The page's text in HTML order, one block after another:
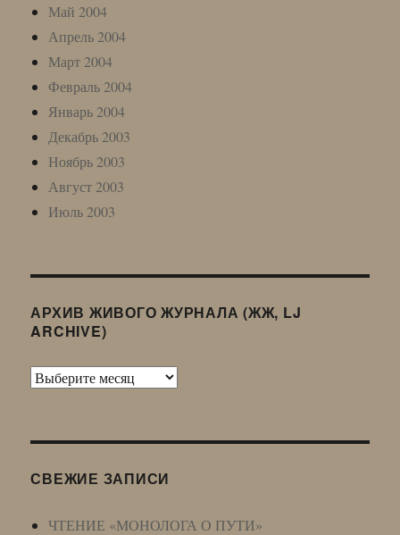
Май 2004
Апрель 2004
Март 2004
Февраль 2004
Январь 2004
Декабрь 2003
Ноябрь 2003
Август 2003
Июль 2003
АРХИВ ЖИВОГО ЖУРНАЛА (ЖЖ, LJ
ARCHIVE)
Архив
LJ
СВЕЖИЕ ЗАПИСИ
ЧТЕНИЕ «МОНОЛОГА О ПУТИ»